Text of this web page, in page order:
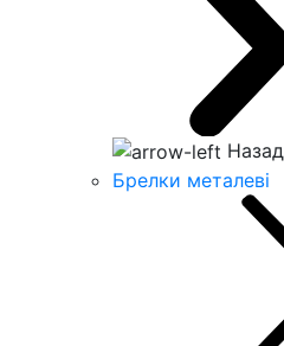
Назад
Брелки металеві